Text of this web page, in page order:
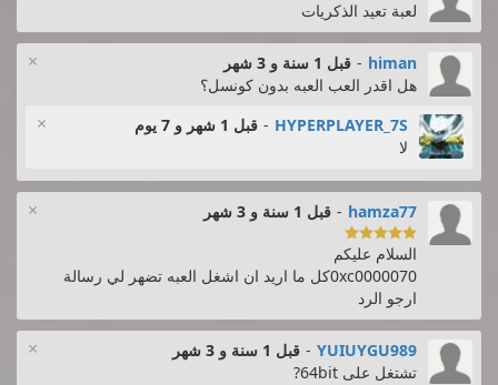
لعبة تعيد الذكريات
× himan
- قبل 1 سنة و 3 شهر
هل اقدر العب العبه بدون كونسل؟
× HYPERPLAYER_7S
- قبل 1 شهر و 7 يوم
لا
× hamza77
- قبل 1 سنة و 3 شهر

السلام عليكم
0xc0000070كل ما اريد ان اشغل العبه تضهر لي رسالة
ارجو الرد
× YUIUYGU989
- قبل 1 سنة و 3 شهر
تشتغل على 64bit?